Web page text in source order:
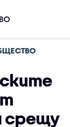
срещу